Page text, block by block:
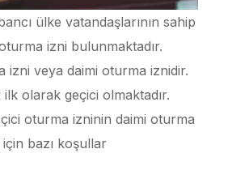
ülke vatandaşlarının sahip
izni bulunmaktadır.
izni veya daimi oturma iznidir.
ilk olarak geçici olmaktadır.
oturma izninin daimi oturma
bazı koşullar